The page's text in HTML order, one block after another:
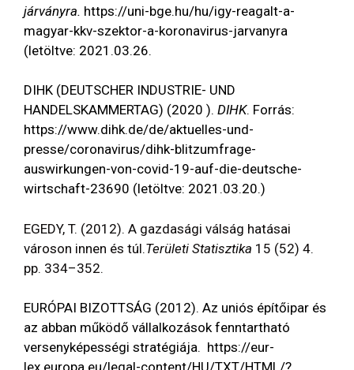
járványra. https://uni-bge.hu/hu/igy-reagalt-a-
magyar-kkv-szektor-a-koronavirus-jarvanyra
(letöltve: 2021.03.26.
DIHK (DEUTSCHER INDUSTRIE- UND
HANDELSKAMMERTAG) (2020 ). DIHK. Forrás:
https://www.dihk.de/de/aktuelles-und-
presse/coronavirus/dihk-blitzumfrage-
auswirkungen-von-covid-19-auf-die-deutsche-
wirtschaft-23690 (letöltve: 2021.03.20.)
EGEDY, T. (2012). A gazdasági válság hatásai
városon innen és túl.Területi Statisztika 15 (52) 4.
pp. 334–352.
EURÓPAI BIZOTTSÁG (2012). Az uniós építőipar és
az abban működő vállalkozások fenntartható
versenyképességi stratégiája. https://eur-
lex.europa.eu/legal-content/HU/TXT/HTML/?